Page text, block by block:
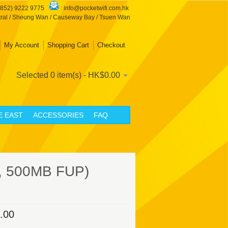
9222 9775 : info@pocketwifi.com.hk
/ Sheung Wan / Causeway Bay / Tsuen Wan
My Account Shopping Cart Checkout
Selected 0 item(s) - HK$0.00
EAST ACCESSORIES FAQ
500MB FUP)